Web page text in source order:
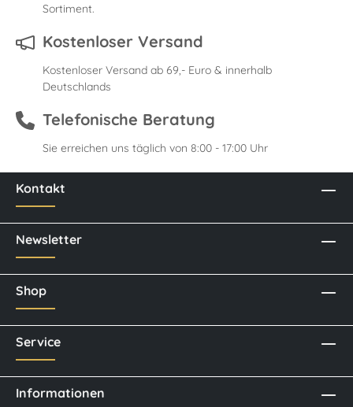
Sortiment.
Kostenloser Versand
Kostenloser Versand ab 69,- Euro & innerhalb
Deutschlands
Telefonische Beratung
Sie erreichen uns täglich von 8:00 - 17:00 Uhr
Kontakt
Newsletter
Shop
Service
Informationen